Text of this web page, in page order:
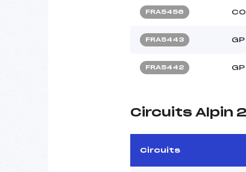
FRA5456
FRA5443
FRA5442
Circuits Alpin
Circuits